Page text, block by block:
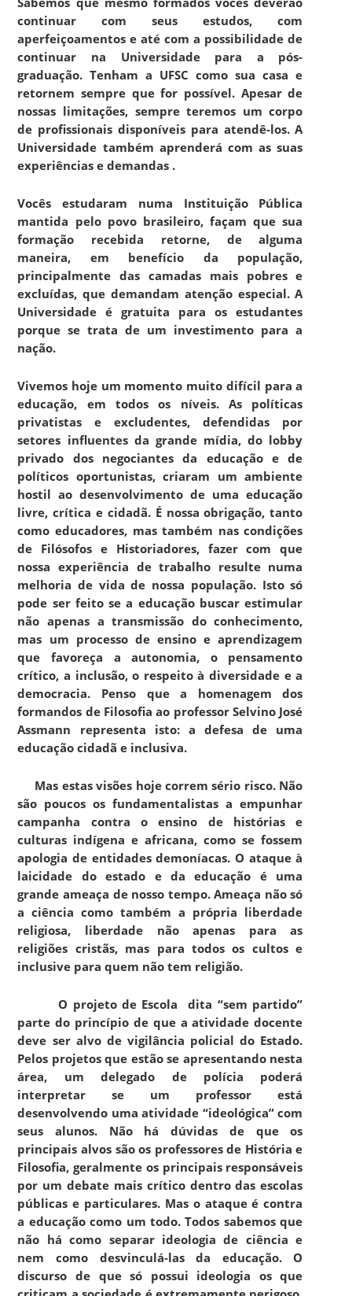
continuar com seus estudos, com
aperfeiçoamentos e até com a possibilidade de
continuar na Universidade para a pós-
graduação. Tenham a UFSC como sua casa e
retornem sempre que for possível. Apesar de
nossas limitações, sempre teremos um corpo
de profissionais disponíveis para atendê-los. A
Universidade também aprenderá com as suas
experiências e demandas .
Vocês estudaram numa Instituição Pública
mantida pelo povo brasileiro, façam que sua
formação recebida retorne, de alguma
maneira, em benefício da população,
principalmente das camadas mais pobres e
excluídas, que demandam atenção especial. A
Universidade é gratuita para os estudantes
porque se trata de um investimento para a
nação.
Vivemos hoje um momento muito difícil para a
educação, em todos os níveis. As políticas
privatistas e excludentes, defendidas por
setores influentes da grande mídia, do lobby
privado dos negociantes da educação e de
políticos oportunistas, criaram um ambiente
hostil ao desenvolvimento de uma educação
livre, crítica e cidadã. É nossa obrigação, tanto
como educadores, mas também nas condições
de Filósofos e Historiadores, fazer com que
nossa experiência de trabalho resulte numa
melhoria de vida de nossa população. Isto só
pode ser feito se a educação buscar estimular
não apenas a transmissão do conhecimento,
mas um processo de ensino e aprendizagem
que favoreça a autonomia, o pensamento
crítico, a inclusão, o respeito à diversidade e a
democracia. Penso que a homenagem dos
formandos de Filosofia ao professor Selvino José
Assmann representa isto: a defesa de uma
educação cidadã e inclusiva.
Mas estas visões hoje correm sério risco. Não
são poucos os fundamentalistas a empunhar
campanha contra o ensino de histórias e
culturas indígena e africana, como se fossem
apologia de entidades demoníacas. O ataque à
laicidade do estado e da educação é uma
grande ameaça de nosso tempo. Ameaça não só
a ciência como também a própria liberdade
religiosa, liberdade não apenas para as
religiões cristãs, mas para todos os cultos e
inclusive para quem não tem religião.
O projeto de Escola dita “sem partido”
parte do princípio de que a atividade docente
deve ser alvo de vigilância policial do Estado.
Pelos projetos que estão se apresentando nesta
área, um delegado de polícia poderá
interpretar se um professor está
desenvolvendo uma atividade “ideológica” com
seus alunos. Não há dúvidas de que os
principais alvos são os professores de História e
Filosofia, geralmente os principais responsáveis
por um debate mais crítico dentro das escolas
públicas e particulares. Mas o ataque é contra
a educação como um todo. Todos sabemos que
não há como separar ideologia de ciência e
nem como desvinculá-las da educação. O
discurso de que só possui ideologia os que